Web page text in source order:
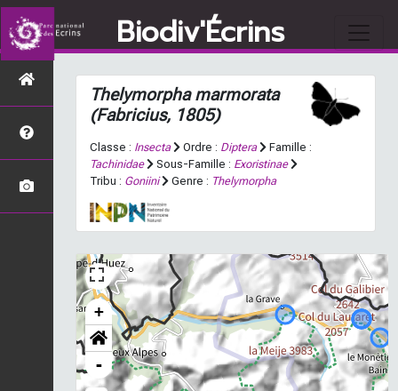
Biodiv'Écrins
Thelymorpha marmorata
(Fabricius, 1805)
Classe : Insecta Ordre : Diptera
Famille :
Tachinidae
Sous-Famille : Exoristinae
Tribu : Goniini Genre : Thelymorpha
+
-